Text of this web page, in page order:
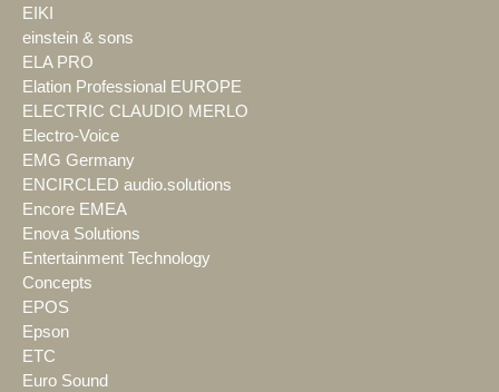
EIKI
einstein & sons
ELA PRO
Elation Professional EUROPE
ELECTRIC CLAUDIO MERLO
Electro-Voice
EMG Germany
ENCIRCLED audio.solutions
Encore EMEA
Enova Solutions
Entertainment Technology
Concepts
EPOS
Epson
ETC
Euro Sound